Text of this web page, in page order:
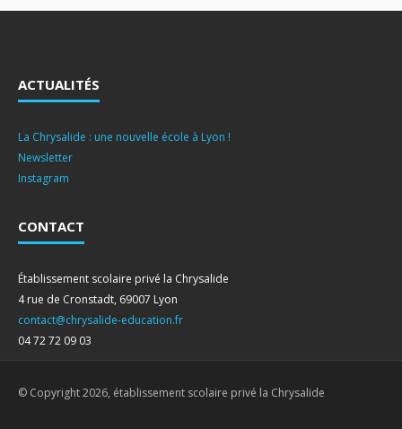
ACTUALITÉS
La Chrysalide : une nouvelle école à Lyon !
Newsletter
Instagram
CONTACT
Établissement scolaire privé la Chrysalide
4 rue de Cronstadt, 69007 Lyon
contact@chrysalide-education.fr
04 72 72 09 03
© Copyright 2026, établissement scolaire privé la Chrysalide